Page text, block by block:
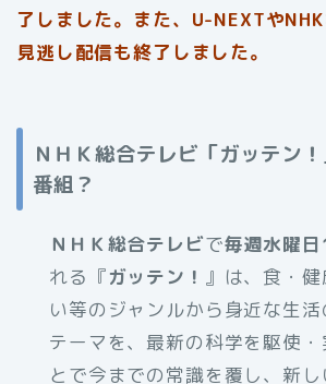
了しました。また、U-NEXTや
見逃し配信も終了しました。
ＮＨＫ総合テレビ「ガッテン
番組？
ＮＨＫ総合テレビで毎週水曜
れる『ガッテン！ 』は、食・
い等のジャンルから身近な生
テーマを、最新の科学を駆使
とで今までの常識を覆し、新